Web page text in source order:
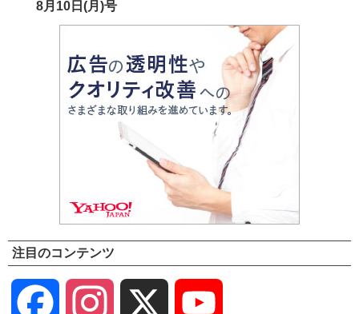
8月10日(月)号
注目のコンテンツ
Facebook Instagram